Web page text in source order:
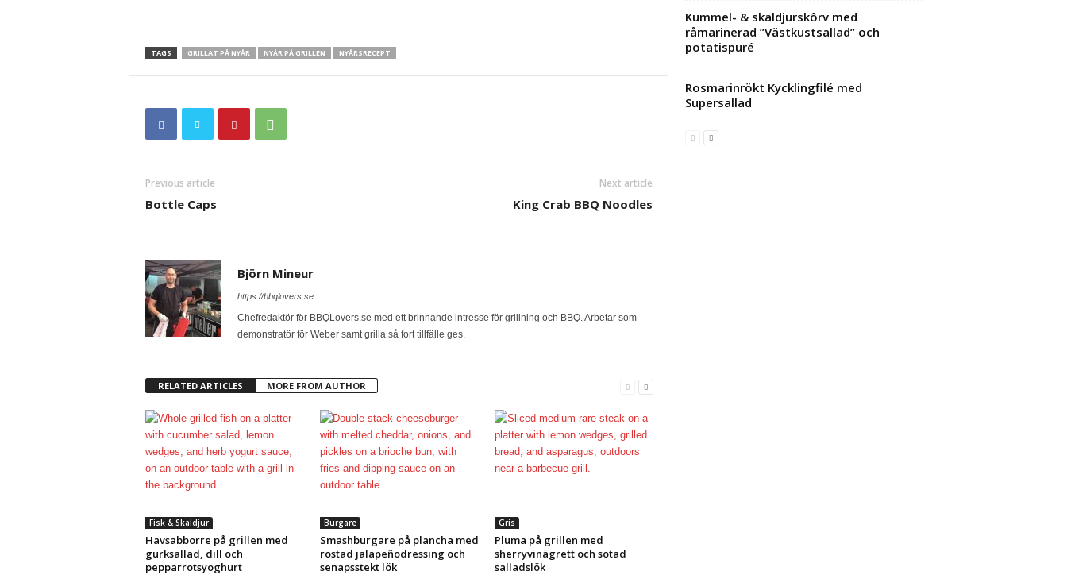
TAGS GRILLAT PÅ NYÅR NYÅR PÅ GRILLEN NYÅRSRECEPT
Previous article
Bottle Caps
Next article
King Crab BBQ Noodles
Björn Mineur
https://bbqlovers.se
Chefredaktör för BBQLovers.se med ett brinnande intresse för grillning och BBQ. Arbetar som
demonstratör för Weber samt grilla så fort tillfälle ges.
RELATED ARTICLES MORE FROM AUTHOR
Fisk & Skaldjur
Havsabborre på grillen med
gurksallad, dill och
pepparrotsyoghurt
Burgare
Smashburgare på plancha med
rostad jalapeñodressing och
senapsstekt lök
Gris
Pluma på grillen med
sherryvinägrett och sotad
salladslök
Kummel- & skaldjurskôrv med
råmarinerad ’’Västkustsallad’’ och
potatispuré
Rosmarinrökt Kycklingfilé med
Supersallad